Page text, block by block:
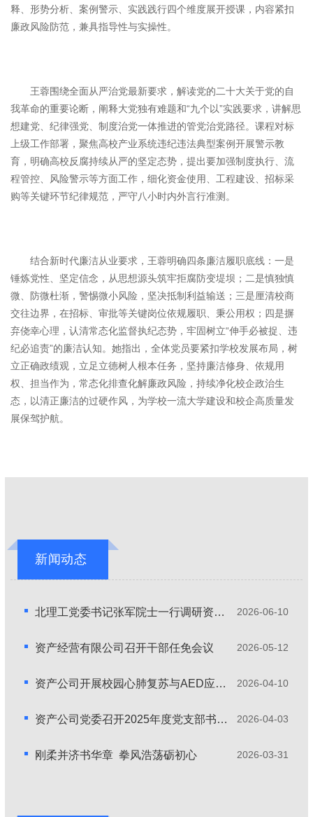
释、形势分析、案例警示、实践践行四个维度展开授课，内容紧扣
廉政风险防范，兼具指导性与实操性。
王蓉围绕全面从严治党最新要求，解读党的二十大关于党的自
我革命的重要论断，阐释大党独有难题和“九个以”实践要求，讲解思
想建党、纪律强党、制度治党一体推进的管党治党路径。课程对标
上级工作部署，聚焦高校产业系统违纪违法典型案例开展警示教
育，明确高校反腐持续从严的坚定态势，提出要加强制度执行、流
程管控、风险警示等方面工作，细化资金使用、工程建设、招标采
购等关键环节纪律规范，严守八小时内外言行准测。
结合新时代廉洁从业要求，王蓉明确四条廉洁履职底线：一是
锤炼党性、坚定信念，从思想源头筑牢拒腐防变堤坝；二是慎独慎
微、防微杜渐，警惕微小风险，坚决抵制利益输送；三是厘清校商
交往边界，在招标、审批等关键岗位依规履职、秉公用权；四是摒
弃侥幸心理，认清常态化监督执纪态势，牢固树立“伸手必被捉、违
纪必追责”的廉洁认知。她指出，全体党员要紧扣学校发展布局，树
立正确政绩观，立足立德树人根本任务，坚持廉洁修身、依规用
权、担当作为，常态化排查化解廉政风险，持续净化校企政治生
态，以清正廉洁的过硬作风，为学校一流大学建设和校企高质量发
展保驾护航。
新闻动态
2026-06-10
北理工党委书记张军院士一行调研资产经营有限公司
2026-05-12
资产经营有限公司召开干部任免会议
2026-04-10
资产公司开展校园心肺复苏与AED应急救护培训
2026-04-03
资产公司党委召开2025年度党支部书记抓基层党建述职评议会
2026-03-31
刚柔并济书华章 拳风浩荡砺初心